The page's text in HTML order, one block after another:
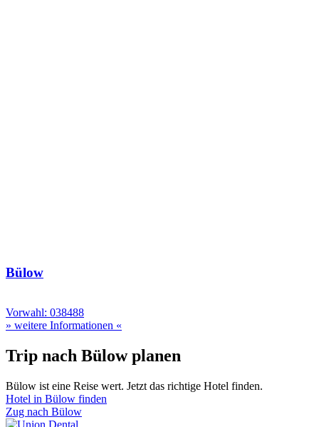
Bülow
Vorwahl: 038488
» weitere Informationen «
Trip nach Bülow planen
Bülow ist eine Reise wert. Jetzt das richtige Hotel finden.
Hotel in Bülow finden
Zug nach Bülow